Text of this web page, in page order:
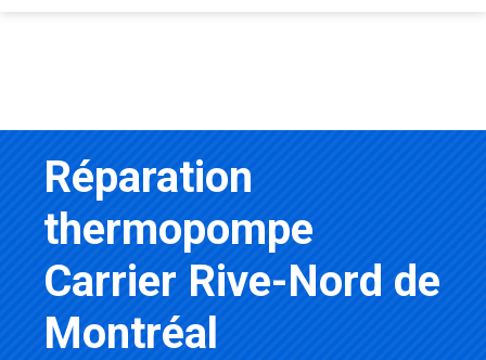
Réparation
thermopompe
Carrier Rive-Nord de
Montréal